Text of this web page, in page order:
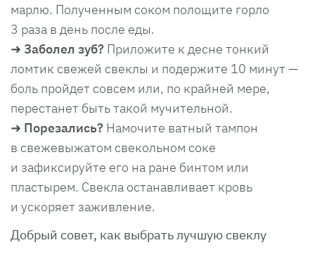
марлю. Полученным соком полощите горло
3 раза в день после еды.
➜ Заболел зуб? Приложите к десне тонкий
ломтик свежей свеклы и подержите 10 минут —
боль пройдет совсем или, по крайней мере,
перестанет быть такой мучительной.
➜ Порезались? Намочите ватный тампон
в свежевыжатом свекольном соке
и зафиксируйте его на ране бинтом или
пластырем. Свекла останавливает кровь
и ускоряет заживление.
Добрый совет, как выбрать лучшую свеклу